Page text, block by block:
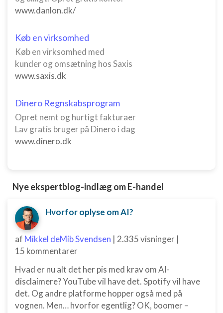
www.danlon.dk/
Køb en virksomhed
Køb en virksomhed med
kunder og omsætning hos Saxis
www.saxis.dk
Dinero Regnskabsprogram
Opret nemt og hurtigt fakturaer
Lav gratis bruger på Dinero i dag
www.dinero.dk
Nye ekspertblog-indlæg om E-handel
Hvorfor oplyse om AI?
af Mikkel deMib Svendsen | 2.335 visninger |
15 kommentarer
Hvad er nu alt det her pis med krav om AI-
disclaimere? YouTube vil have det. Spotify vil have
det. Og andre platforme hopper også med på
vognen. Men… hvorfor egentlig? OK, boomer –